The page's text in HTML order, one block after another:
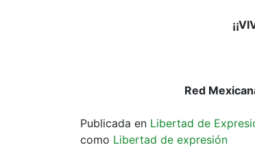
Red
Publicada en Libertad de
como Libertad de expresión